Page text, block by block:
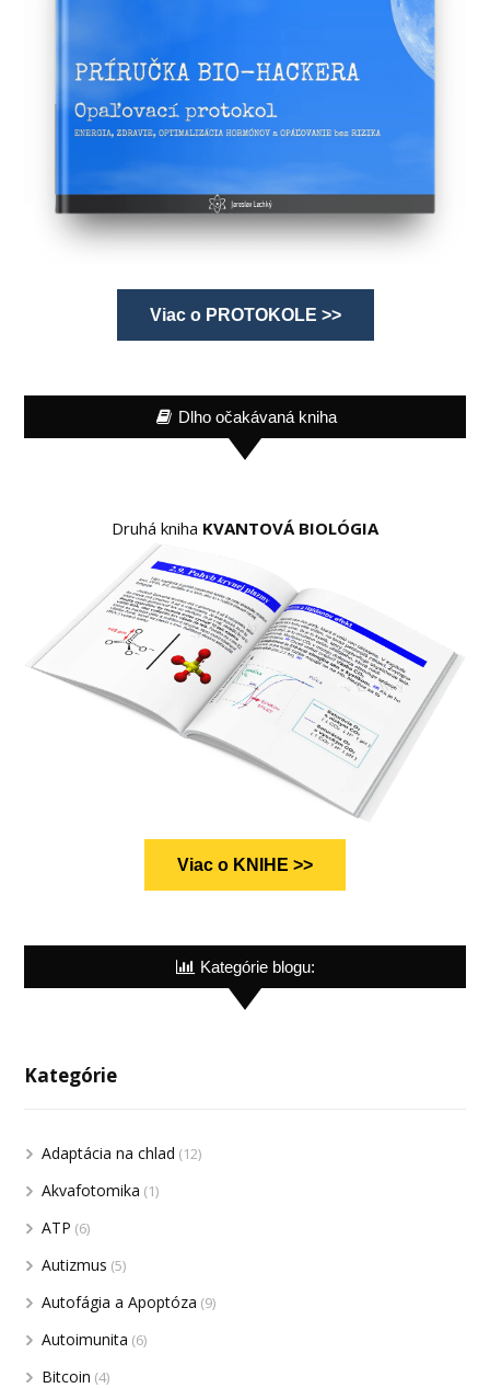
Viac o PROTOKOLE >>
Dlho očakávaná kniha
Druhá kniha KVANTOVÁ BIOLÓGIA
Viac o KNIHE >>
Kategórie blogu:
Kategórie
Adaptácia na chlad (12)
Akvafotomika (1)
ATP (6)
Autizmus (5)
Autofágia a Apoptóza (9)
Autoimunita (6)
Bitcoin (4)